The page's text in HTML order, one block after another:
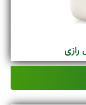
رازی